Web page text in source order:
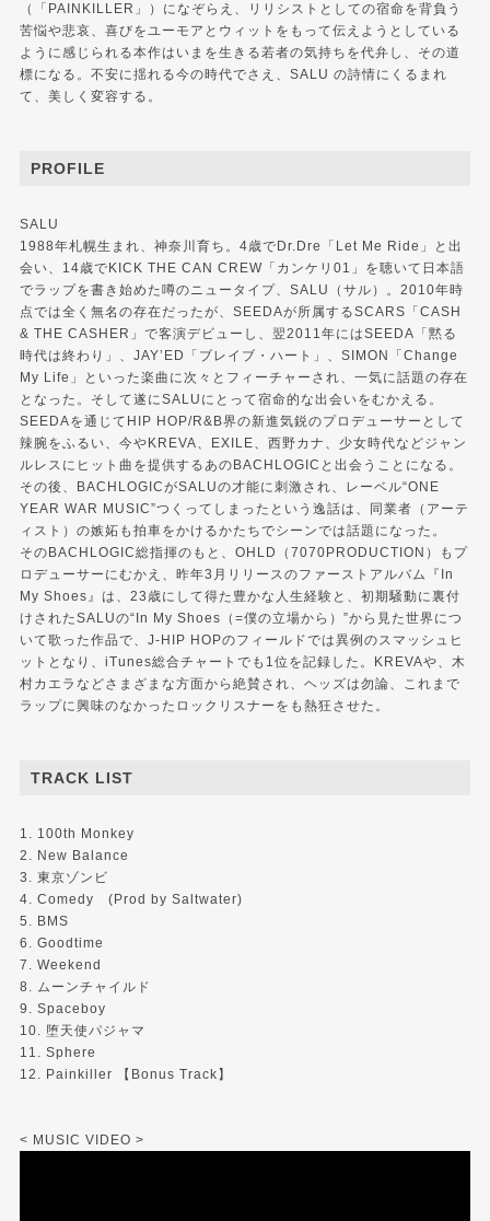
（「PAINKILLER」）になぞらえ、リリシストとしての宿命を背負う
苦悩や悲哀、喜びをユーモアとウィットをもって伝えようとしている
ように感じられる本作はいまを生きる若者の気持ちを代弁し、その道
標になる。不安に揺れる今の時代でさえ、SALU の詩情にくるまれ
て、美しく変容する。
PROFILE
SALU
1988年札幌生まれ、神奈川育ち。4歳でDr.Dre「Let Me Ride」と出
会い、14歳でKICK THE CAN CREW「カンケリ01」を聴いて日本語
でラップを書き始めた噂のニュータイプ、SALU（サル）。2010年時
点では全く無名の存在だったが、SEEDAが所属するSCARS「CASH
& THE CASHER」で客演デビューし、翌2011年にはSEEDA「黙る
時代は終わり」、JAY’ED「ブレイブ・ハート」、SIMON「Change
My Life」といった楽曲に次々とフィーチャーされ、一気に話題の存在
となった。そして遂にSALUにとって宿命的な出会いをむかえる。
SEEDAを通じてHIP HOP/R&B界の新進気鋭のプロデューサーとして
辣腕をふるい、今やKREVA、EXILE、西野カナ、少女時代などジャン
ルレスにヒット曲を提供するあのBACHLOGICと出会うことになる。
その後、BACHLOGICがSALUの才能に刺激され、レーベル“ONE
YEAR WAR MUSIC”つくってしまったという逸話は、同業者（アーテ
ィスト）の嫉妬も拍車をかけるかたちでシーンでは話題になった。
そのBACHLOGIC総指揮のもと、OHLD（7070PRODUCTION）もプ
ロデューサーにむかえ、昨年3月リリースのファーストアルバム『In
My Shoes』は、23歳にして得た豊かな人生経験と、初期騒動に裏付
けされたSALUの“In My Shoes（=僕の立場から）”から見た世界につ
いて歌った作品で、J-HIP HOPのフィールドでは異例のスマッシュヒ
ットとなり、iTunes総合チャートでも1位を記録した。KREVAや、木
村カエラなどさまざまな方面から絶賛され、ヘッズは勿論、これまで
ラップに興味のなかったロックリスナーをも熱狂させた。
TRACK LIST
1. 100th Monkey
2. New Balance
3. 東京ゾンビ
4. Comedy (Prod by Saltwater)
5. BMS
6. Goodtime
7. Weekend
8. ムーンチャイルド
9. Spaceboy
10. 堕天使パジャマ
11. Sphere
12. Painkiller 【Bonus Track】
< MUSIC VIDEO >